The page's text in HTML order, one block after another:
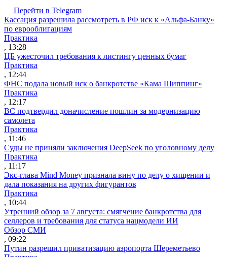
Перейти в Telegram
Кассация разрешила рассмотреть в РФ иск к «Альфа-Банку»
по еврооблигациям
Практика
, 13:28
ЦБ ужесточил требования к листингу ценных бумаг
Практика
, 12:44
ФНС подала новый иск о банкротстве «Кама Шиппинг»
Практика
, 12:17
ВС подтвердил доначисление пошлин за модернизацию
самолета
Практика
, 11:46
Суды не приняли заключения DeepSeek по уголовному делу
Практика
, 11:17
Экс-глава Mind Money признала вину по делу о хищении и
дала показания на других фигурантов
Практика
, 10:44
Утренний обзор за 7 августа: смягчение банкротства для
селлеров и требования для статуса нацмодели ИИ
Обзор СМИ
, 09:22
Путин разрешил приватизацию аэропорта Шереметьево